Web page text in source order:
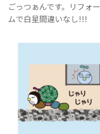
ごっつぁんです。リフォー
ムで白星間違いなし!!!